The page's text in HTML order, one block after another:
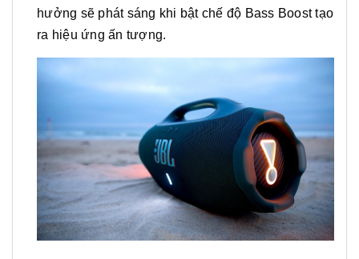
hưởng sẽ phát sáng khi bật chế độ Bass Boost tạo
ra hiệu ứng ấn tượng.